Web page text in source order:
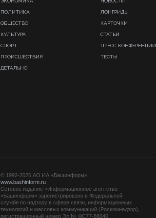
ПОЛИТИКА
ОБЩЕСТВО
КУЛЬТУРА
СПОРТ
ПРОИСШЕСТВИЯ
ДЕТАЛЬНО
ЛОНГРИДЫ
КАРТОЧКИ
СТАТЬИ
ПРЕСС-КОНФЕРЕНЦИИ
ТЕСТЫ
© 1992-2026 АО ИА «Башинформ».
www.bashinform.ru
Сетевое издание «Информационное агентство
«Башинформ» зарегистрировано в Федеральной
службе по надзору в сфере связи, информационных
технологий и массовых коммуникаций (Роскомнадзор),
регистрационный номер Эл № ФС77-88040